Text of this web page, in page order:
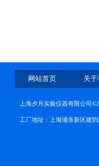
网站首页 关
上海夕月实验仪器有限公司
工厂地址：上海浦东新区建韵